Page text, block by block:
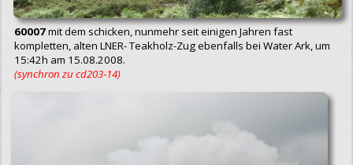
60007mit dem schicken, nunmehr seit einigen Jahren fast
kompletten, alten LNER- Teakholz-Zug ebenfalls bei Water Ark, um
15:42h am 15.08.2008.
(synchron zu cd203‑14)